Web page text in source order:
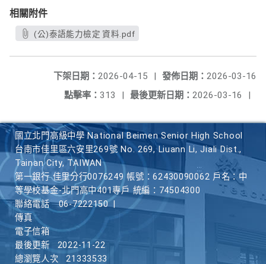
相關附件
(公)泰語能力檢定 資料.pdf
發佈日期： 2026-03-16
下架日期： 2026-04-15
|
最後更新日期： 2026-03-16 |
點擊率： 313 |
國立北門高級中學 National Beimen Senior High School
台南市佳里區六安里269號 No. 269, Liuann Li, Jiali Dist.,
Tainan City, TAIWAN
第一銀行 佳里分行0076249 帳號：62430090062 戶名：中
等學校基金-北門高中401專戶 統編：74504300
聯絡電話
06-7222150
傳真
電子信箱
最後更新
2022-11-22
總瀏覽人次
21333533